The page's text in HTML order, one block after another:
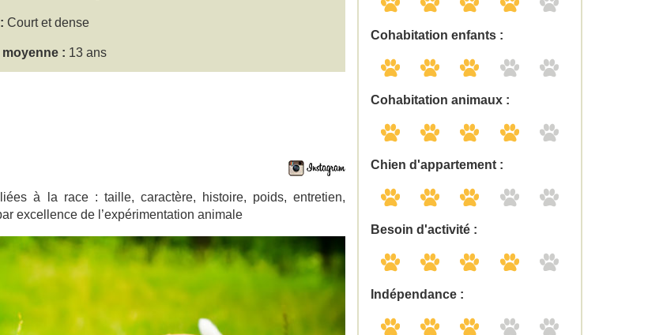
:Court et dense
moyenne : 13 ans
à la race : taille, caractère, histoire, poids, entretien,
excellence de l’expérimentation animale
Cohabitation enfants :
Cohabitation animaux :
Chien d'appartement :
Besoin d'activité :
Indépendance :